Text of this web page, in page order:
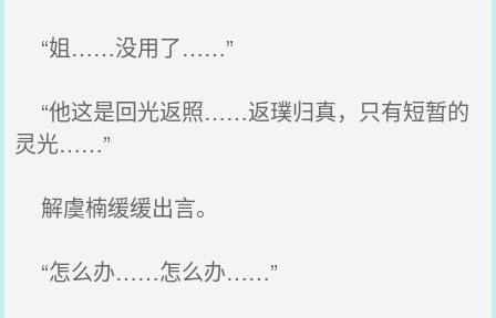
“姐……没用了……”
“他这是回光返照……返璞归真，只有短暂的
灵光……”
解虞楠缓缓出言。
“怎么办……怎么办……”